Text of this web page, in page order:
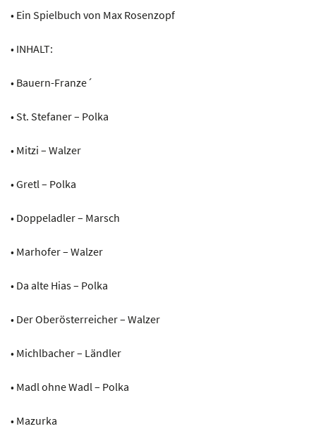
• Ein Spielbuch von Max Rosenzopf
• INHALT:
• Bauern-Franze´
• St. Stefaner – Polka
• Mitzi – Walzer
• Gretl – Polka
• Doppeladler – Marsch
• Marhofer – Walzer
• Da alte Hias – Polka
• Der Oberösterreicher – Walzer
• Michlbacher – Ländler
• Madl ohne Wadl – Polka
• Mazurka